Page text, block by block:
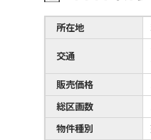
所在地
交通
販売価格
総区画数
物件種別